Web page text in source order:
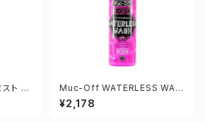
ト 32
Muc-Off WATERLESS WAS
H 750ml
¥2,178